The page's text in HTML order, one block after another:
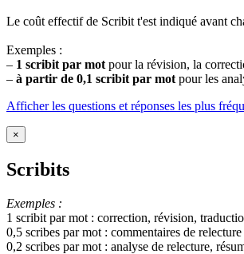
Le coût effectif de Scribit t'est indiqué avant
Exemples :
– 1 scribit par mot pour la révision, la
– à partir de 0,1 scribit par mot pour les
Afficher les questions et réponses les plus
×
Scribits
Exemples :
1 scribit par mot : correction, révision,
0,5 scribes par mot : commentaires de
0,2 scribes par mot : analyse de relecture,